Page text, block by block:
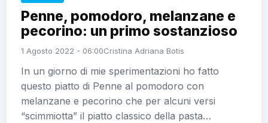
Penne, pomodoro, melanzane e
pecorino: un primo sostanzioso
1 Agosto 2022 - 06:00Cristina Adriana Botis
In un giorno di mie sperimentazioni ho fatto
questo piatto di Penne al pomodoro con
melanzane e pecorino che per alcuni versi
“scimmiotta” il piatto classico della pasta…